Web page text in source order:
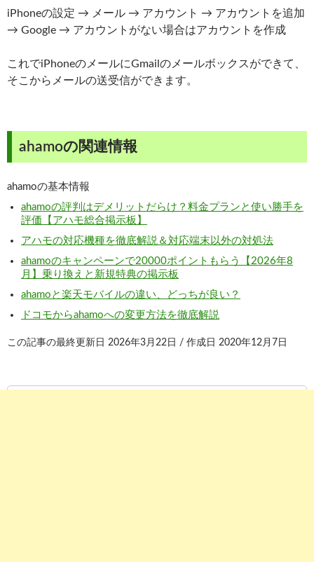
iPhoneの設定 → メール → アカウント → アカウントを追加
→ Google → アカウントがない場合はアカウントを作成
これでiPhoneのメールにGmailのメールボックスができて、
そこからメールの送受信ができます。
ahamoの関連情報
ahamoの基本情報
ahamoの評判はデメリットだらけ？料金プランと使い勝手を
評価【アハモ総合掲示板】
アハモの対応機種を徹底解説＆対応端末以外の対処法
ahamoのキャンペーンで20000ポイントもらう【2026年8
月】乗り換えと新規特典の掲示板
ahamoと楽天モバイルの違い、どっちが良い？
ドコモからahamoへの変更方法を徹底解説
この記事の最終更新日 2026年3月22日 / 作成日 2020年12月7日